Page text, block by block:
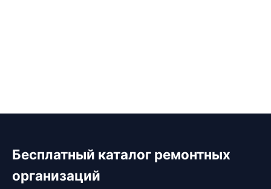
Бесплатный каталог ремонтных
организаций